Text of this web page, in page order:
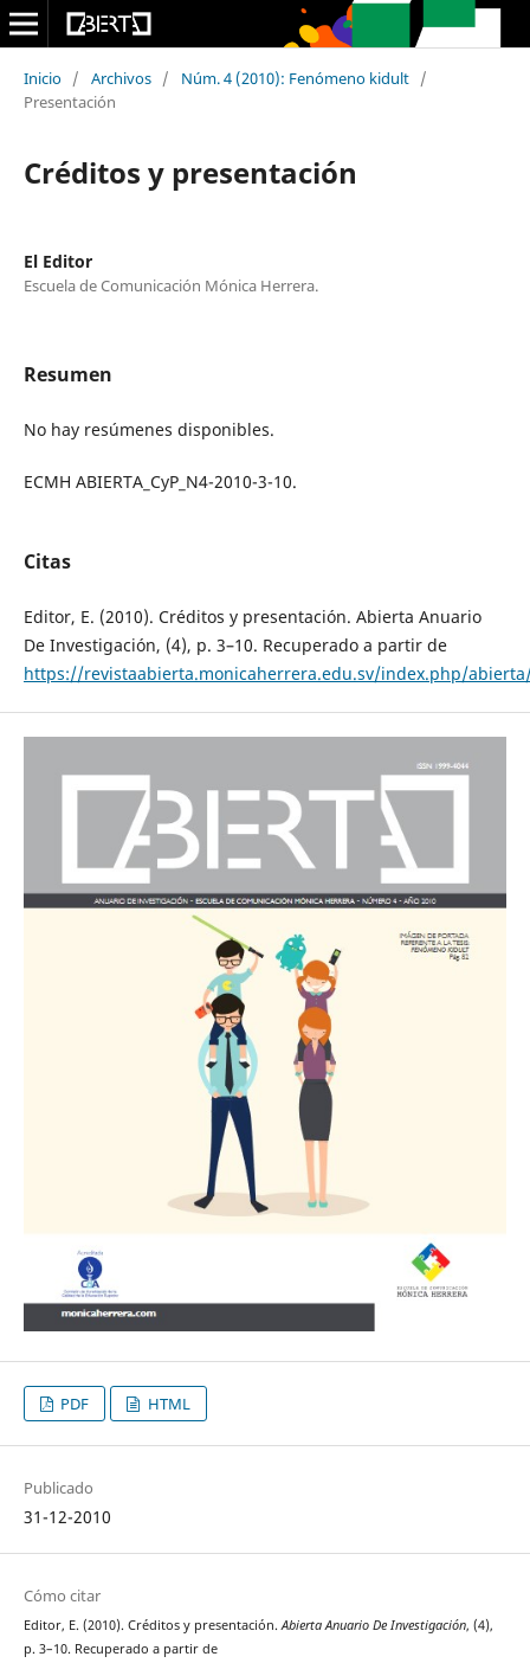
Inicio / Archivos / Núm. 4 (2010): Fenómeno kidult /
Presentación
Créditos y presentación
El Editor
Escuela de Comunicación Mónica Herrera.
Resumen
No hay resúmenes disponibles.
ECMH ABIERTA_CyP_N4-2010-3-10.
Citas
Editor, E. (2010). Créditos y presentación. Abierta Anuario
De Investigación, (4), p. 3–10. Recuperado a partir de
https://revistaabierta.monicaherrera.edu.sv/index.php/
PDF HTML
Publicado
31-12-2010
Cómo citar
Editor, E. (2010). Créditos y presentación.Abierta Anuario De Investigación, (4),
p. 3–10. Recuperado a partir de